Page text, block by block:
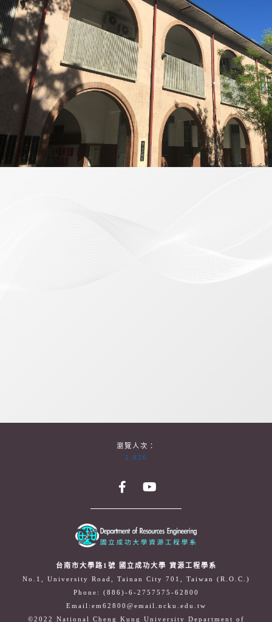
瀏覽人次：
2,826
台南市大學路1號 國立成功大學 資源工程學系
No.1, University Road, Tainan City 701, Taiwan (R.O.C.)
Phone: (886)-6-2757575-62800
Email:em62800@email.ncku.edu.tw
©2022 National Cheng Kung University Department of